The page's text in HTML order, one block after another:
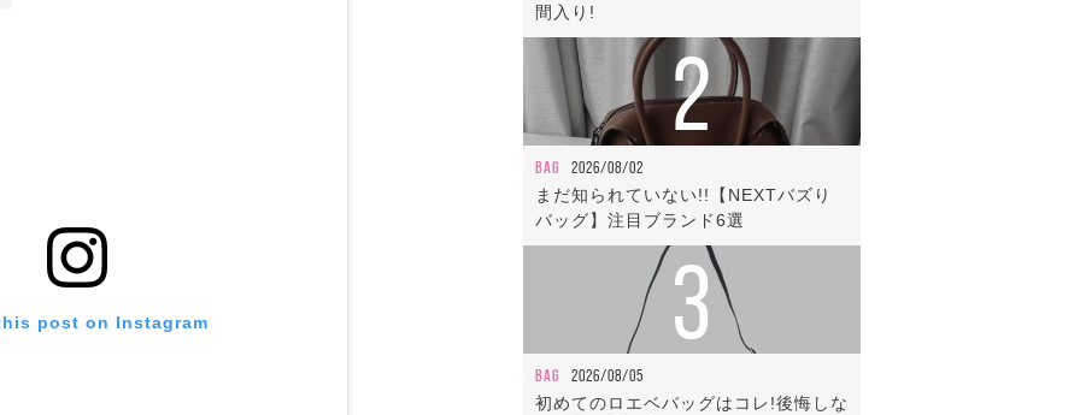
post on Instagram
間入り!
2
BAG 2026/08/02
まだ知られていない!!【NEXTバズり
バッグ】注目ブランド6選
3
BAG 2026/08/05
初めてのロエベバッグはコレ!後悔しな